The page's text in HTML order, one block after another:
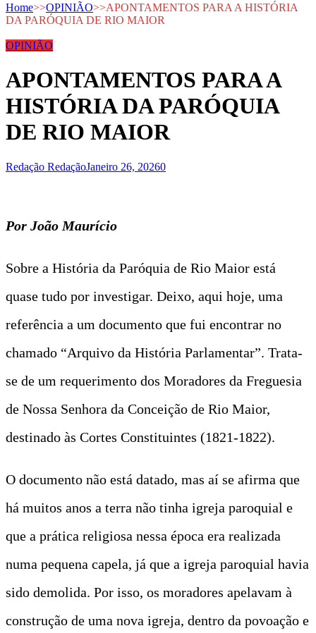
Home>>OPINIÃO>>APONTAMENTOS PARA A HISTÓRIA
DA PARÓQUIA DE RIO MAIOR
OPINIÃO
APONTAMENTOS PARA A
HISTÓRIA DA PARÓQUIA
DE RIO MAIOR
Redação RedaçãoJaneiro 26, 20260
Por João Maurício
Sobre a História da Paróquia de Rio Maior está
quase tudo por investigar. Deixo, aqui hoje, uma
referência a um documento que fui encontrar no
chamado “Arquivo da História Parlamentar”. Trata-
se de um requerimento dos Moradores da Freguesia
de Nossa Senhora da Conceição de Rio Maior,
destinado às Cortes Constituintes (1821-1822).
O documento não está datado, mas aí se afirma que
há muitos anos a terra não tinha igreja paroquial e
que a prática religiosa nessa época era realizada
numa pequena capela, já que a igreja paroquial havia
sido demolida. Por isso, os moradores apelavam à
construção de uma nova igreja, dentro da povoação e